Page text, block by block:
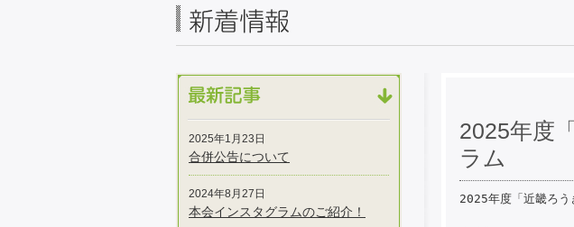
2025年1月23日
合併公告について
2024年8月27日
本会インスタグラムのご紹介！
2025年度
ラム
2025年度「近畿ろう